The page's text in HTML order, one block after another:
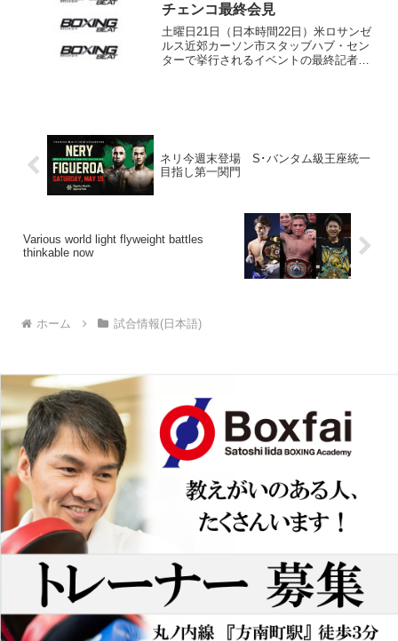
チェンコ最終会見
土曜日21日（日本時間22日）米ロサンゼ
ルス近郊カーソン市スタッブハブ・セン
ターで挙行されるイベントの最終記者会
ネリ今週末登場 S･バンタム級王座統一
目指し第一関門
Various world light flyweight battles
thinkable now
ホーム 試合情報(日本語)